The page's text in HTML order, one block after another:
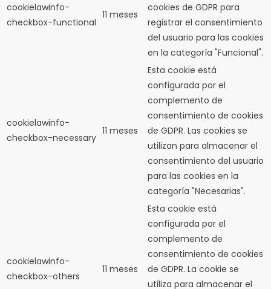
cookielawinfo-
checkbox-functional
11 meses
cookies de GDPR para
registrar el consentimiento
del usuario para las cookies
en la categoría "Funcional".
cookielawinfo-
checkbox-necessary
11 meses
Esta cookie está
configurada por el
complemento de
consentimiento de cookies
de GDPR. Las cookies se
utilizan para almacenar el
consentimiento del usuario
para las cookies en la
categoría "Necesarias".
cookielawinfo-
checkbox-others
11 meses
Esta cookie está
configurada por el
complemento de
consentimiento de cookies
de GDPR. La cookie se
utiliza para almacenar el